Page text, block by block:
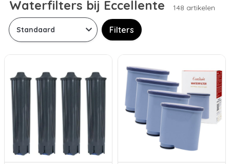
Waterfilters bij Eccellente 148 artikelen
Filters